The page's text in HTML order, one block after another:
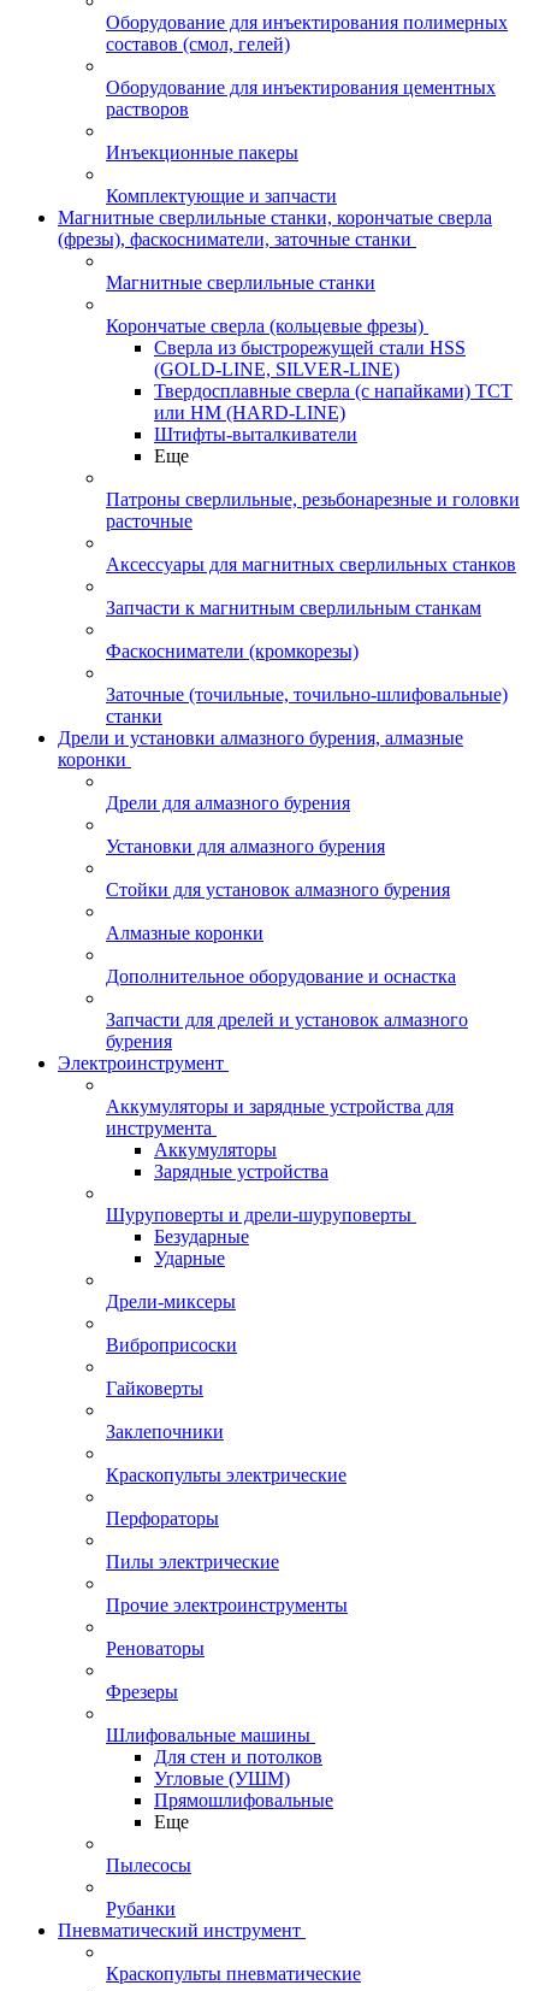
Оборудование для инъектирования полимерных
составов (смол, гелей)
Оборудование для инъектирования цементных
растворов
Инъекционные пакеры
Комплектующие и запчасти
Магнитные сверлильные станки, корончатые сверла
(фрезы), фаскосниматели, заточные станки
Магнитные сверлильные станки
Корончатые сверла (кольцевые фрезы)
Сверла из быстрорежущей стали HSS
(GOLD-LINE, SILVER-LINE)
Твердосплавные сверла (с напайками) ТСТ
или HM (HARD-LINE)
Штифты-выталкиватели
Еще
Патроны сверлильные, резьбонарезные и головки
расточные
Аксессуары для магнитных сверлильных станков
Запчасти к магнитным сверлильным станкам
Фаскосниматели (кромкорезы)
Заточные (точильные, точильно-шлифовальные)
станки
Дрели и установки алмазного бурения, алмазные
коронки
Дрели для алмазного бурения
Установки для алмазного бурения
Стойки для установок алмазного бурения
Алмазные коронки
Дополнительное оборудование и оснастка
Запчасти для дрелей и установок алмазного
бурения
Электроинструмент
Аккумуляторы и зарядные устройства для
инструмента
Аккумуляторы
Зарядные устройства
Шуруповерты и дрели-шуруповерты
Безударные
Ударные
Дрели-миксеры
Виброприсоски
Гайковерты
Заклепочники
Краскопульты электрические
Перфораторы
Пилы электрические
Прочие электроинструменты
Реноваторы
Фрезеры
Шлифовальные машины
Для стен и потолков
Угловые (УШМ)
Прямошлифовальные
Еще
Пылесосы
Рубанки
Пневматический инструмент
Краскопульты пневматические